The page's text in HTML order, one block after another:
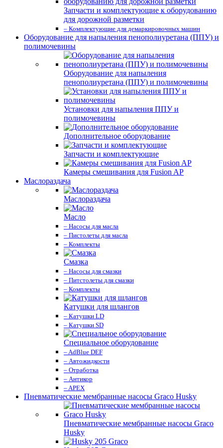
Запчасти и комплектующие к оборудованию
для дорожной разметки
– Комплектующие для демаркировочных машин
Оборудование для напыления пенополиуретана (ППУ) и
полимочевины
Оборудование для напыления
пенополиуретана (ППУ) и полимочевины
Установки для напыления ППУ и
полимочевины
Дополнительное оборудование
Запчасти и комплектующие
Камеры смешивания для Fusion AP
Маслораздача
Маслораздача
Масло
– Насосы для масла
– Пистолеты для масла
– Комплекты
Смазка
– Насосы для смазки
– Питстолеты для смазки
– Комплекты
Катушки для шлангов
– Катушки LD
– Катушки SD
Специальное оборудование
– AdBlue DEF
– Автожидкости
– Отработка
– Антикор
– APEX
Пневматические мембранные насосы Graco Husky
Пневматические мембранные насосы Graco
Husky